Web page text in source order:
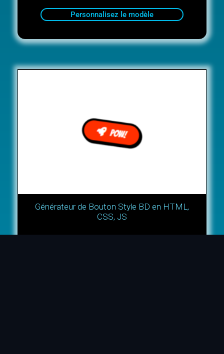
Personnalisez le modèle
Générateur de Bouton Style BD en HTML,
CSS, JS